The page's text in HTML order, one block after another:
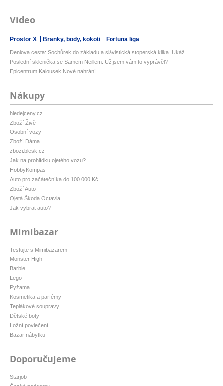
Video
Prostor X Branky, body, kokoti Fortuna liga
Deniova cesta: Sochůrek do základu a slávistická stoperská klika. Ukáž...
Poslední sklenička se Samem Neillem: Už jsem vám to vyprávěl?
Epicentrum Kalousek Nové nahrání
Nákupy
hledejceny.cz
Zboží Živě
Osobní vozy
Zboží Dáma
zbozi.blesk.cz
Jak na prohlídku ojetého vozu?
HobbyKompas
Auto pro začátečníka do 100 000 Kč
Zboží Auto
Ojetá Škoda Octavia
Jak vybrat auto?
Mimibazar
Testujte s Mimibazarem
Monster High
Barbie
Lego
Pyžama
Kosmetika a parfémy
Teplákové soupravy
Dětské boty
Ložní povlečení
Bazar nábytku
Doporučujeme
Starjob